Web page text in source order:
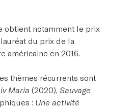
obtient notamment le prix
lauréat du prix de la
américaine en 2016.
thèmes récurrents sont
Maria (2020), Sauvage
: Une activité